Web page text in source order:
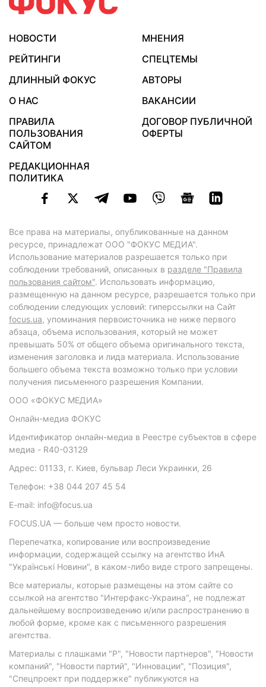
НОВОСТИ
МНЕНИЯ
РЕЙТИНГИ
СПЕЦТЕМЫ
ДЛИННЫЙ ФОКУС
АВТОРЫ
О НАС
ВАКАНСИИ
ПРАВИЛА
ПОЛЬЗОВАНИЯ
САЙТОМ
ДОГОВОР ПУБЛИЧНОЙ
ОФЕРТЫ
РЕДАКЦИОННАЯ
ПОЛИТИКА
Все права на материалы, опубликованные на данном
ресурсе, принадлежат ООО "ФОКУС МЕДИА".
Использование материалов разрешается только при
соблюдении требований, описанных в разделе "Правила
пользования сайтом". Использовать информацию,
размещенную на данном ресурсе, разрешается только при
соблюдении следующих условий: гиперссылки на Сайт
focus.ua, упоминания первоисточника не ниже первого
абзаца, объема использования, который не может
превышать 50% от общего объема оригинального текста,
изменения заголовка и лида материала. Использование
большего объема текста возможно только при условии
получения письменного разрешения Компании.
ООО «ФОКУС МЕДИА»
Онлайн-медиа ФОКУС
Идентификатор онлайн-медиа в Реестре субъектов в сфере
медиа - R40-03129
Адрес: 01133, г. Киев, бульвар Леси Украинки, 26
Телефон: +38 044 207 45 54
E-mail: info@focus.ua
FOCUS.UA — больше чем просто новости.
Перепечатка, копирование или воспроизведение
информации, содержащей ссылку на агентство ИнА
"Українські Новини", в каком-либо виде строго запрещены.
Все материалы, которые размещены на этом сайте со
ссылкой на агентство "Интерфакс-Украина", не подлежат
дальнейшему воспроизведению и/или распространению в
любой форме, кроме как с письменного разрешения
агентства.
Материалы с плашками "Р", "Новости партнеров", "Новости
компаний", "Новости партий", "Инновации", "Позиция",
"Спецпроект при поддержке" публикуются на